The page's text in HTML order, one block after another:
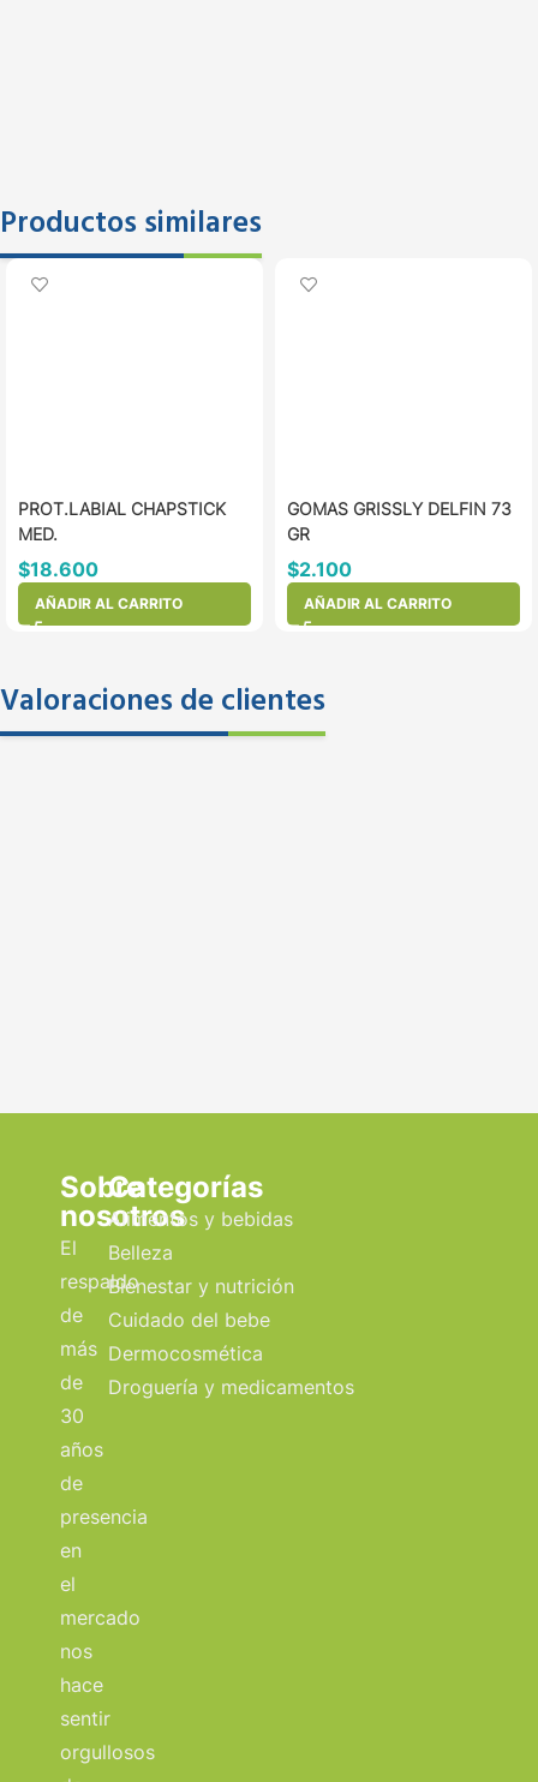
Productos similares
PROT.LABIAL CHAPSTICK
MED.
$18.600
AÑADIR AL CARRITO
GOMAS GRISSLY DELFIN 73
GR
$2.100
AÑADIR AL CARRITO
Valoraciones de clientes
Sobre
nosotros
El
respaldo
de
más
de
30
años
de
presencia
en
el
mercado
nos
hace
sentir
orgullosos
Categorías
Alimentos y bebidas
Belleza
Bienestar y nutrición
Cuidado del bebe
Dermocosmética
Droguería y medicamentos